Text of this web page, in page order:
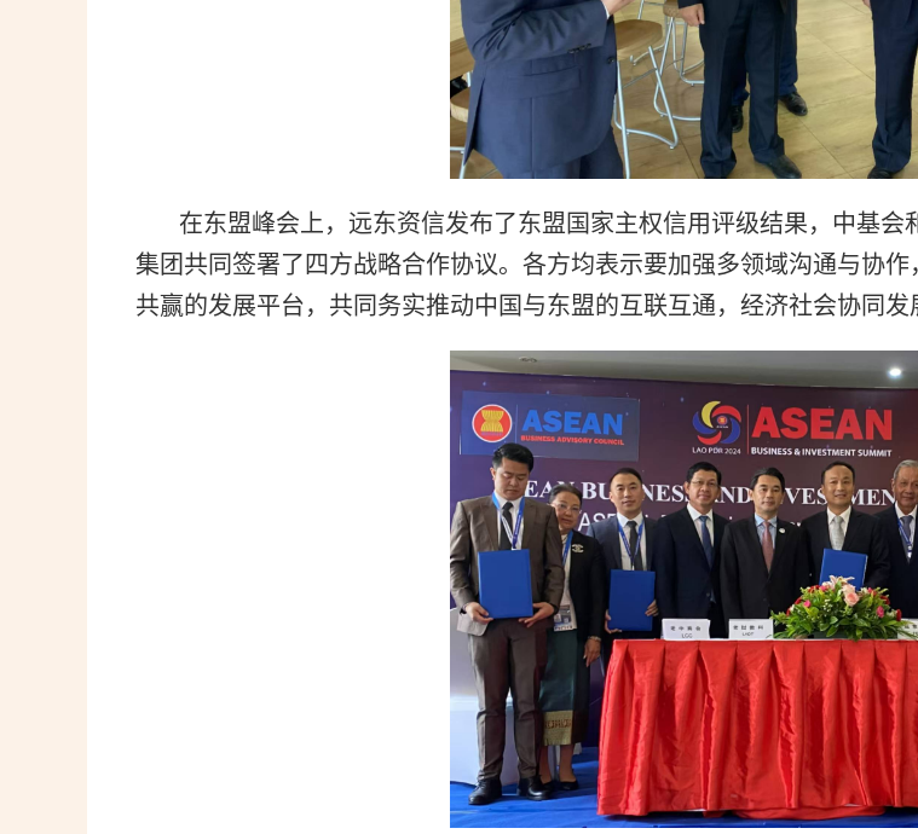
在东盟峰会上，远东资信发布了东盟国家主权信用评级结果，中基会
集团共同签署了四方战略合作协议。各方均表示要加强多领域沟通与协
共赢的发展平台，共同务实推动中国与东盟的互联互通，经济社会协同发